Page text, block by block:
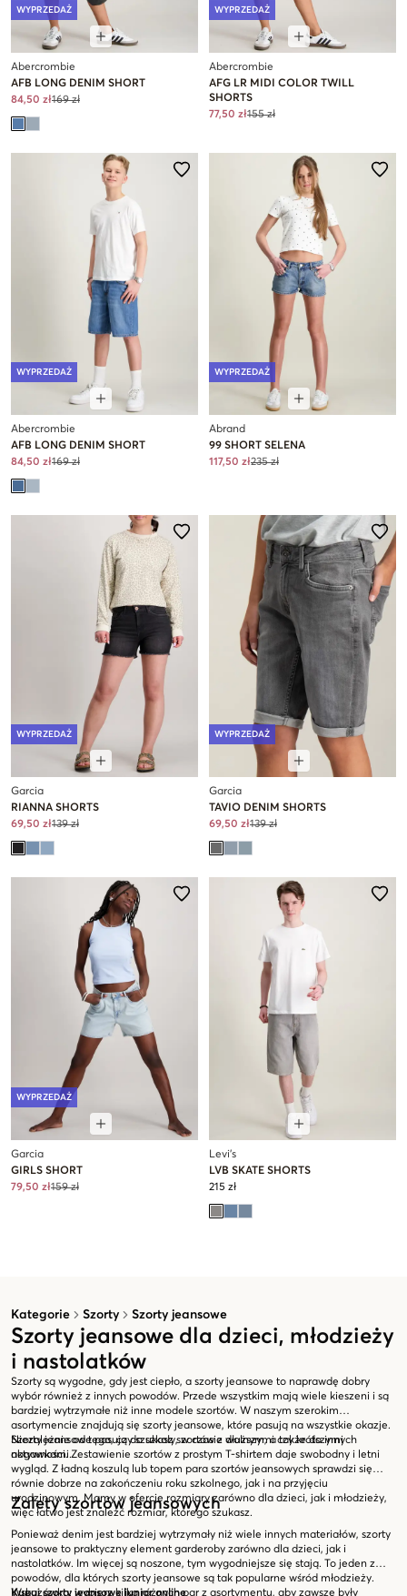
Kategorie Szorty Szorty jeansowe
Szorty jeansowe dla dzieci, młodzieży
i nastolatków
Szorty są wygodne, gdy jest ciepło, a szorty jeansowe to naprawdę dobry
wybór również z innych powodów. Przede wszystkim mają wiele kieszeni i są
bardziej wytrzymałe niż inne modele szortów. W naszym szerokim
asortymencie znajdują się szorty jeansowe, które pasują na wszystkie okazje.
Niezależnie od tego, czy szukasz szortów z dłuższymi czy krótszymi
nogawkami.
Szorty jeansowe pasują do szkoły, w czasie wolnym, a także do innych
aktywności. Zestawienie szortów z prostym T-shirtem daje swobodny i letni
wygląd. Z ładną koszulą lub topem para szortów jeansowych sprawdzi się
równie dobrze na zakończeniu roku szkolnego, jak i na przyjęciu
urodzinowym. Mamy w ofercie rozmiary zarówno dla dzieci, jak i młodzieży,
więc łatwo jest znaleźć rozmiar, którego szukasz.
Zalety szortów jeansowych
Ponieważ denim jest bardziej wytrzymały niż wiele innych materiałów, szorty
jeansowe to praktyczny element garderoby zarówno dla dzieci, jak i
nastolatków. Im więcej są noszone, tym wygodniejsze się stają. To jeden z
powodów, dla których szorty jeansowe są tak popularne wśród młodzieży.
Wskazówka: wybierz kilka różnych par z asortymentu, aby zawsze były
Kupuj szorty jeansowe junior online
WYPRZEDAŻ
Abercrombie
AFB LONG DENIM SHORT
84,50 zł169 zł
WYPRZEDAŻ
Abercrombie
AFG LR MIDI COLOR TWILL
SHORTS
77,50 zł155 zł
WYPRZEDAŻ
Abercrombie
AFB LONG DENIM SHORT
84,50 zł169 zł
WYPRZEDAŻ
Abrand
99 SHORT SELENA
117,50 zł235 zł
WYPRZEDAŻ
Garcia
RIANNA SHORTS
69,50 zł139 zł
WYPRZEDAŻ
Garcia
TAVIO DENIM SHORTS
69,50 zł139 zł
WYPRZEDAŻ
Garcia
GIRLS SHORT
79,50 zł159 zł
Levi's
LVB SKATE SHORTS
215 zł